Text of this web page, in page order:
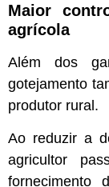
Maior
agrícola
Além dos
gotejamento
produtor rural.
Ao reduzir a
agricultor
fornecimento